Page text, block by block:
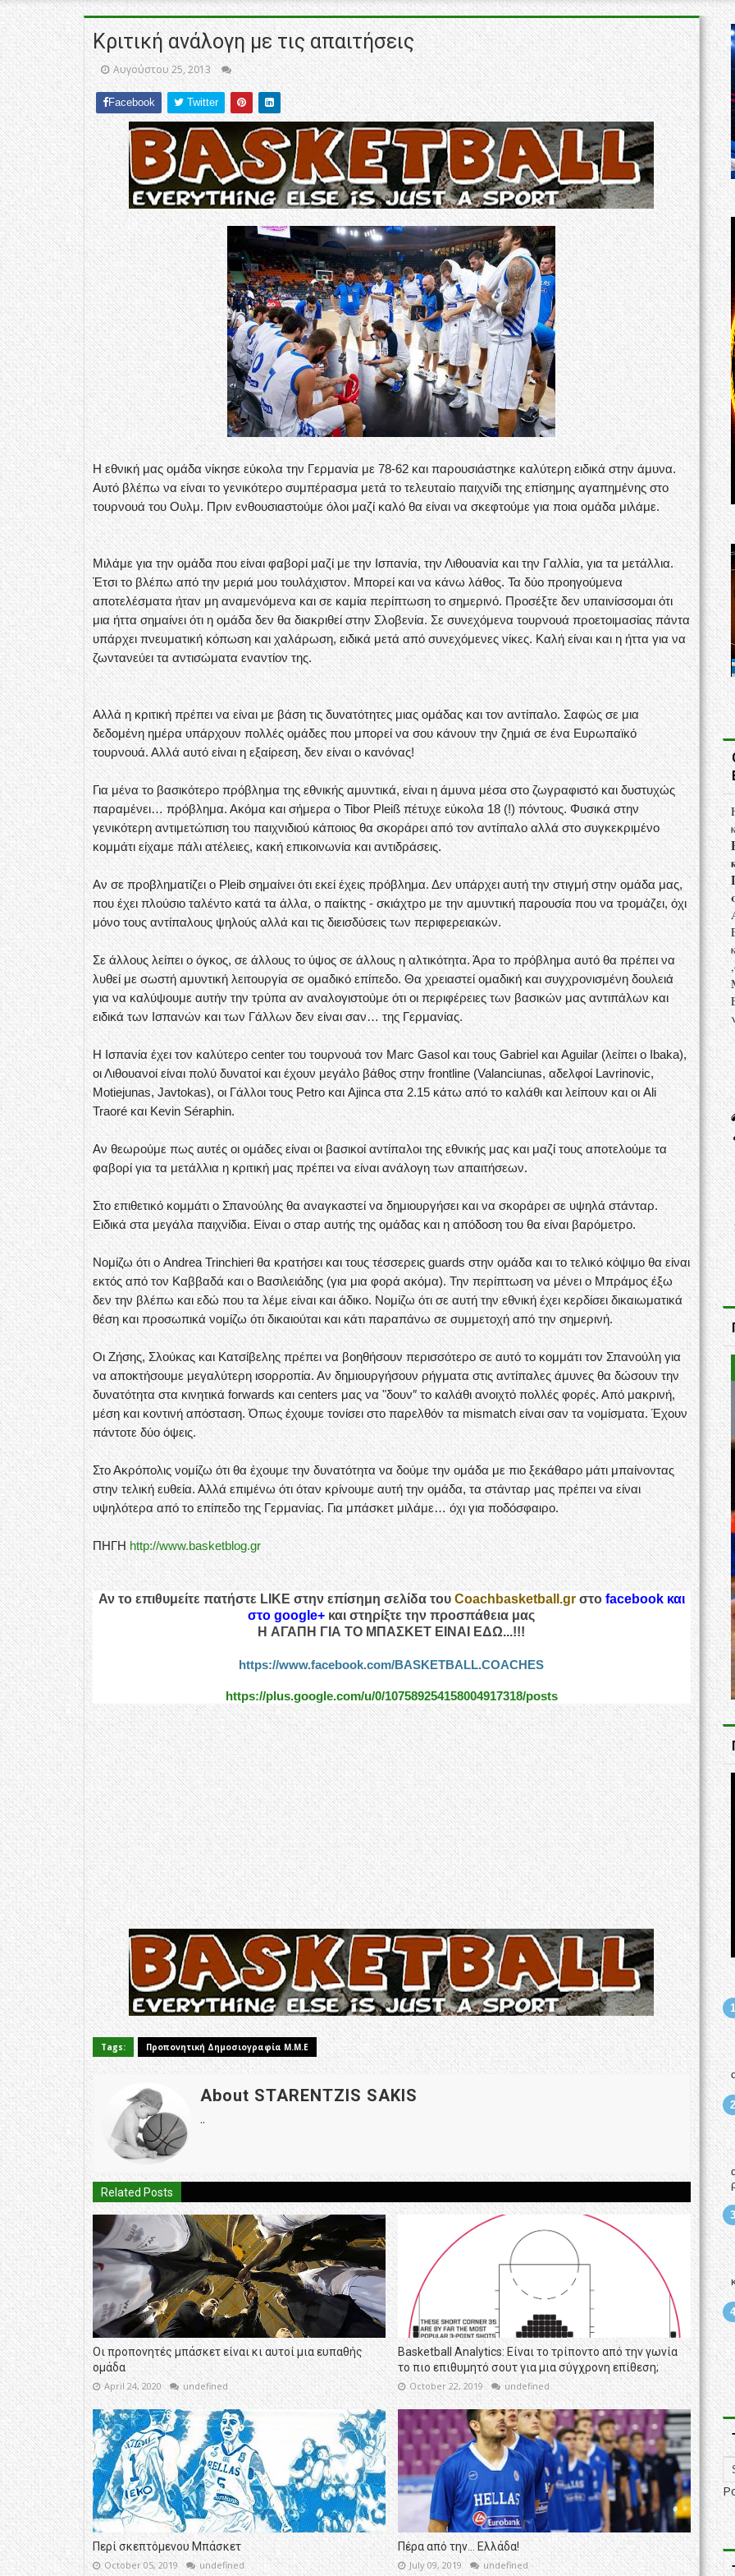
Κριτική ανάλογη με τις απαιτήσεις
Αυγούστου 25, 2013
Facebook Twitter
Η εθνική μας ομάδα νίκησε εύκολα την Γερμανία με 78-62 και παρουσιάστηκε καλύτερη ειδικά στην άμυνα.
Αυτό βλέπω να είναι το γενικότερο συμπέρασμα μετά το τελευταίο παιχνίδι της επίσημης αγαπημένης στο
τουρνουά του Ουλμ. Πριν ενθουσιαστούμε όλοι μαζί καλό θα είναι να σκεφτούμε για ποια ομάδα μιλάμε.
Μιλάμε για την ομάδα που είναι φαβορί μαζί με την Ισπανία, την Λιθουανία και την Γαλλία, για τα μετάλλια.
Έτσι το βλέπω από την μεριά μου τουλάχιστον. Μπορεί και να κάνω λάθος. Τα δύο προηγούμενα
αποτελέσματα ήταν μη αναμενόμενα και σε καμία περίπτωση το σημερινό. Προσέξτε δεν υπαινίσσομαι ότι
μια ήττα σημαίνει ότι η ομάδα δεν θα διακριθεί στην Σλοβενία. Σε συνεχόμενα τουρνουά προετοιμασίας πάντα
υπάρχει πνευματική κόπωση και χαλάρωση, ειδικά μετά από συνεχόμενες νίκες. Καλή είναι και η ήττα για να
ζωντανεύει τα αντισώματα εναντίον της.
Αλλά η κριτική πρέπει να είναι με βάση τις δυνατότητες μιας ομάδας και τον αντίπαλο. Σαφώς σε μια
δεδομένη ημέρα υπάρχουν πολλές ομάδες που μπορεί να σου κάνουν την ζημιά σε ένα Ευρωπαϊκό
τουρνουά. Αλλά αυτό είναι η εξαίρεση, δεν είναι ο κανόνας!
Για μένα το βασικότερο πρόβλημα της εθνικής αμυντικά, είναι η άμυνα μέσα στο ζωγραφιστό και δυστυχώς
παραμένει… πρόβλημα. Ακόμα και σήμερα ο Tibor Pleiß πέτυχε εύκολα 18 (!) πόντους. Φυσικά στην
γενικότερη αντιμετώπιση του παιχνιδιού κάποιος θα σκοράρει από τον αντίπαλο αλλά στο συγκεκριμένο
κομμάτι είχαμε πάλι ατέλειες, κακή επικοινωνία και αντιδράσεις.
Αν σε προβληματίζει ο Pleib σημαίνει ότι εκεί έχεις πρόβλημα. Δεν υπάρχει αυτή την στιγμή στην ομάδα μας,
που έχει πλούσιο ταλέντο κατά τα άλλα, ο παίκτης - σκιάχτρο με την αμυντική παρουσία που να τρομάζει, όχι
μόνο τους αντίπαλους ψηλούς αλλά και τις διεισδύσεις των περιφερειακών.
Σε άλλους λείπει ο όγκος, σε άλλους το ύψος σε άλλους η αλτικότητα. Άρα το πρόβλημα αυτό θα πρέπει να
λυθεί με σωστή αμυντική λειτουργία σε ομαδικό επίπεδο. Θα χρειαστεί ομαδική και συγχρονισμένη δουλειά
για να καλύψουμε αυτήν την τρύπα αν αναλογιστούμε ότι οι περιφέρειες των βασικών μας αντιπάλων και
ειδικά των Ισπανών και των Γάλλων δεν είναι σαν… της Γερμανίας.
Η Ισπανία έχει τον καλύτερο center του τουρνουά τον Marc Gasol και τους Gabriel και Aguilar (λείπει ο Ibaka),
οι Λιθουανοί είναι πολύ δυνατοί και έχουν μεγάλο βάθος στην frontline (Valanciunas, αδελφοί Lavrinovic,
Motiejunas, Javtokas), οι Γάλλοι τους Petro και Ajinca στα 2.15 κάτω από το καλάθι και λείπουν και οι Ali
Traoré και Kevin Séraphin.
Αν θεωρούμε πως αυτές οι ομάδες είναι οι βασικοί αντίπαλοι της εθνικής μας και μαζί τους αποτελούμε τα
φαβορί για τα μετάλλια η κριτική μας πρέπει να είναι ανάλογη των απαιτήσεων.
Στο επιθετικό κομμάτι ο Σπανούλης θα αναγκαστεί να δημιουργήσει και να σκοράρει σε υψηλά στάνταρ.
Ειδικά στα μεγάλα παιχνίδια. Είναι ο σταρ αυτής της ομάδας και η απόδοση του θα είναι βαρόμετρο.
Νομίζω ότι ο Andrea Trinchieri θα κρατήσει και τους τέσσερεις guards στην ομάδα και το τελικό κόψιμο θα είναι
εκτός από τον Καββαδά και ο Βασιλειάδης (για μια φορά ακόμα). Την περίπτωση να μένει ο Μπράμος έξω
δεν την βλέπω και εδώ που τα λέμε είναι και άδικο. Νομίζω ότι σε αυτή την εθνική έχει κερδίσει δικαιωματικά
θέση και προσωπικά νομίζω ότι δικαιούται και κάτι παραπάνω σε συμμετοχή από την σημερινή.
Οι Ζήσης, Σλούκας και Κατσίβελης πρέπει να βοηθήσουν περισσότερο σε αυτό το κομμάτι τον Σπανούλη για
να αποκτήσουμε μεγαλύτερη ισορροπία. Αν δημιουργήσουν ρήγματα στις αντίπαλες άμυνες θα δώσουν την
δυνατότητα στα κινητικά forwards και centers μας να "δουν″ το καλάθι ανοιχτό πολλές φορές. Από μακρινή,
μέση και κοντινή απόσταση. Όπως έχουμε τονίσει στο παρελθόν τα mismatch είναι σαν τα νομίσματα. Έχουν
πάντοτε δύο όψεις.
Στο Ακρόπολις νομίζω ότι θα έχουμε την δυνατότητα να δούμε την ομάδα με πιο ξεκάθαρο μάτι μπαίνοντας
στην τελική ευθεία. Αλλά επιμένω ότι όταν κρίνουμε αυτή την ομάδα, τα στάνταρ μας πρέπει να είναι
υψηλότερα από το επίπεδο της Γερμανίας. Για μπάσκετ μιλάμε… όχι για ποδόσφαιρο.
ΠΗΓΗ http://www.basketblog.gr
Αν το επιθυμείτε πατήστε LIKE στην επίσημη σελίδα του Coachbasketball.grστο facebook και
στο google+ και στηρίξτε την προσπάθεια μας
H ΑΓΑΠΗ ΓΙΑ ΤΟ ΜΠΑΣΚΕΤ ΕΙΝΑΙ ΕΔΩ...!!!
https://www.facebook.com/BASKETBALL.COACHES
https://plus.google.com/u/0/107589254158004917318/posts
Tags: Προπονητική Δημοσιογραφία Μ.Μ.Ε
About STARENTZIS SAKIS
..
Related Posts
Οι προπονητές μπάσκετ είναι κι αυτοί μια ευπαθής
ομάδα
April 24, 2020 undefined
Basketball Analytics: Είναι το τρίποντο από την γωνία
το πιο επιθυμητό σουτ για μια σύγχρονη επίθεση;
October 22, 2019 undefined
Περί σκεπτόμενου Μπάσκετ
October 05, 2019 undefined
Πέρα από την… Ελλάδα!
July 09, 2019 undefined